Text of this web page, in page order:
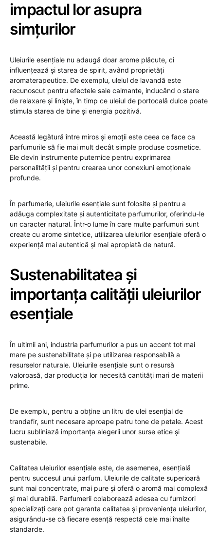
impactul lor asupra
simțurilor
Uleiurile esențiale nu adaugă doar arome plăcute, ci
influențează și starea de spirit, având proprietăți
aromaterapeutice. De exemplu, uleiul de lavandă este
recunoscut pentru efectele sale calmante, inducând o stare
de relaxare și liniște, în timp ce uleiul de portocală dulce poate
stimula starea de bine și energia pozitivă.
Această legătură între miros și emoții este ceea ce face ca
parfumurile să fie mai mult decât simple produse cosmetice.
Ele devin instrumente puternice pentru exprimarea
personalității și pentru crearea unor conexiuni emoționale
profunde.
În parfumerie, uleiurile esențiale sunt folosite și pentru a
adăuga complexitate și autenticitate parfumurilor, oferindu-le
un caracter natural. Într-o lume în care multe parfumuri sunt
create cu arome sintetice, utilizarea uleiurilor esențiale oferă o
experiență mai autentică și mai apropiată de natură.
Sustenabilitatea și
importanța calității uleiurilor
esențiale
În ultimii ani, industria parfumurilor a pus un accent tot mai
mare pe sustenabilitate și pe utilizarea responsabilă a
resurselor naturale. Uleiurile esențiale sunt o resursă
valoroasă, dar producția lor necesită cantități mari de materii
prime.
De exemplu, pentru a obține un litru de ulei esențial de
trandafir, sunt necesare aproape patru tone de petale. Acest
lucru subliniază importanța alegerii unor surse etice și
sustenabile.
Calitatea uleiurilor esențiale este, de asemenea, esențială
pentru succesul unui parfum. Uleiurile de calitate superioară
sunt mai concentrate, mai pure și oferă o aromă mai complexă
și mai durabilă. Parfumerii colaborează adesea cu furnizori
specializați care pot garanta calitatea și proveniența uleiurilor,
asigurându-se că fiecare esență respectă cele mai înalte
standarde.